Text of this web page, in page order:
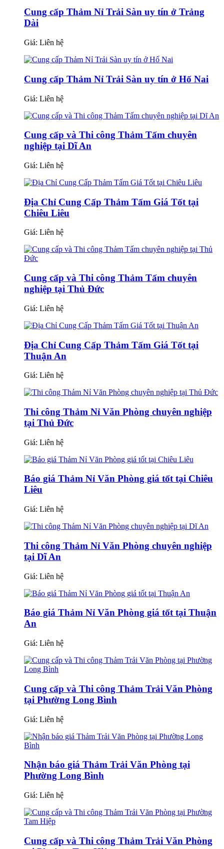
Cung cấp Thảm Nỉ Trải Sàn uy tín ở Trảng
Dài
Giá: Liên hệ
Cung cấp Thảm Nỉ Trải Sàn uy tín ở Hố Nai
Giá: Liên hệ
Cung cấp và Thi công Thảm Tấm chuyên
nghiệp tại Dĩ An
Giá: Liên hệ
Địa Chỉ Cung Cấp Thảm Tấm Giá Tốt tại
Chiêu Liêu
Giá: Liên hệ
Cung cấp và Thi công Thảm Tấm chuyên
nghiệp tại Thủ Đức
Giá: Liên hệ
Địa Chỉ Cung Cấp Thảm Tấm Giá Tốt tại
Thuận An
Giá: Liên hệ
Thi công Thảm Nỉ Văn Phòng chuyên nghiệp
tại Thủ Đức
Giá: Liên hệ
Báo giá Thảm Nỉ Văn Phòng giá tốt tại Chiêu
Liêu
Giá: Liên hệ
Thi công Thảm Nỉ Văn Phòng chuyên nghiệp
tại Dĩ An
Giá: Liên hệ
Báo giá Thảm Nỉ Văn Phòng giá tốt tại Thuận
An
Giá: Liên hệ
Cung cấp và Thi công Thảm Trải Văn Phòng
tại Phường Long Bình
Giá: Liên hệ
Nhận báo giá Thảm Trải Văn Phòng tại
Phường Long Bình
Giá: Liên hệ
Cung cấp và Thi công Thảm Trải Văn Phòng